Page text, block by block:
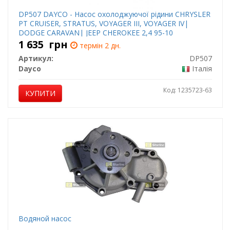
DP507 DAYCO - Насос охолоджуючої рідини CHRYSLER
PT CRUISER, STRATUS, VOYAGER III, VOYAGER IV|
DODGE CARAVAN| JEEP CHEROKEE 2,4 95-10
1 635 грн
термін 2 дн.
Артикул:
DP507
Dayco
Італія
КУПИТИ Код: 1235723-63
Водяной насос